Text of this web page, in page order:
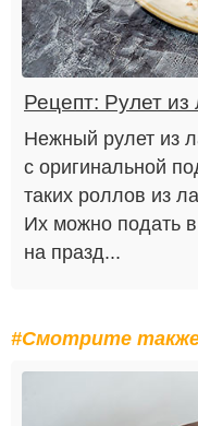
Рецепт: Рулет
Нежный рулет из
с оригинальной
таких роллов из
Их можно подать в
на празд...
#Смотрите